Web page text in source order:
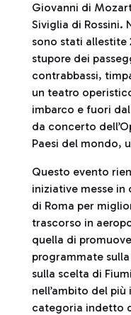
Giovanni di
Siviglia di Rossini.
sono stati allestite
stupore dei
contrabbassi,
un teatro
imbarco e fuori
da concerto
Paesi del mondo,
Questo evento
iniziative messe
di Roma per
trascorso in
quella di
programmate
sulla scelta di
nell’ambito del
categoria indetto